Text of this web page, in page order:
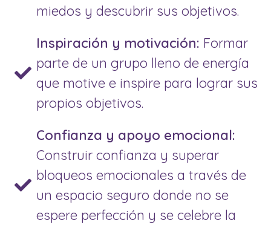
miedos y descubrir sus objetivos.
Inspiración y motivación: Formar
parte de un grupo lleno de energía
que motive e inspire para lograr sus
propios objetivos.
Confianza y apoyo emocional:
Construir confianza y superar
bloqueos emocionales a través de
un espacio seguro donde no se
espere perfección y se celebre la